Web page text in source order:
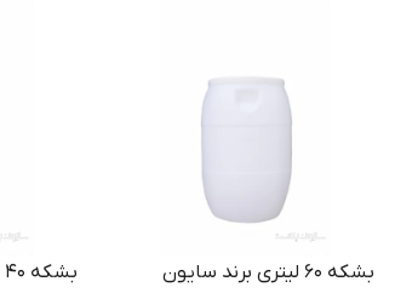
بشکه ۶۰ لیتری برند سایون